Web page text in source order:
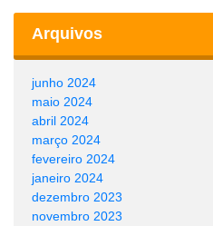
Arquivos
junho 2024
maio 2024
abril 2024
março 2024
fevereiro 2024
janeiro 2024
dezembro 2023
novembro 2023